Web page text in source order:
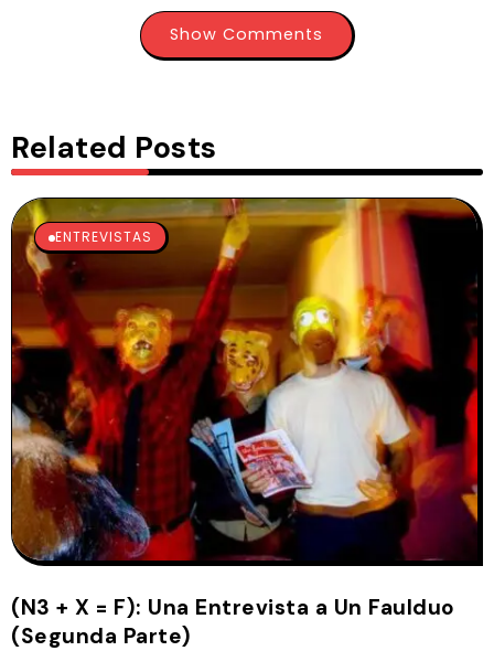
Show Comments
Related Posts
ENTREVISTAS
(N3 + X = F): Una Entrevista a Un Faulduo
(Segunda Parte)